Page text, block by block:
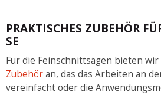
PRAKTISCHES ZUBEHÖR
SE
Für die Feinschnittsägen bieten
Zubehöran, das das Arbeiten an
vereinfacht oder die